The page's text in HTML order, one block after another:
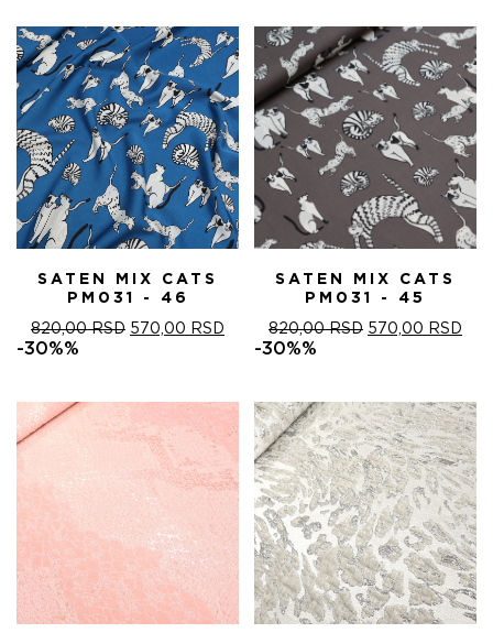
SATEN MIX CATS
PM031 - 46
820,00RSD ОРИГИНАЛНА
820,00 RSD.
570,00 RSD ТРЕНУТНА
ЦЕНА
-30%%
SATEN MIX CATS
PM031 - 45
820,00RSD ОРИГИНАЛНА
820,00 RSD.
570,00 RSD
-30%%